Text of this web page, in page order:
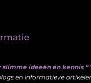
slimme ideeën en kennis “
en informatieve